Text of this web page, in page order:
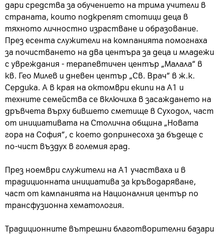
дари средства за обучението на трима учители в
страната, които подкрепят стотици деца в
тяхното личностно израстване и образование.
През есента служители на компанията помогнаха
за почистването на два центъра за деца и младежи
с увреждания - терапевтичен център „Малала“ в
кв. Гео Милев и дневен център „Св. Врач“ в ж.к.
Сердика. А в края на октомври екипи на А1 и
техните семейства се включиха в засаждането на
дръвчета върху бившето сметище в Суходол, част
от инициативата на Столична община „Новата
гора на София“, с което допринесоха за бъдеще с
по-чист въздух в големия град.
През ноември служители на А1 участваха и в
традиционната инициатива за кръводаряване,
част от кампанията на Националния център по
трансфузионна хематология.
Традиционните вътрешни благотворителни базари